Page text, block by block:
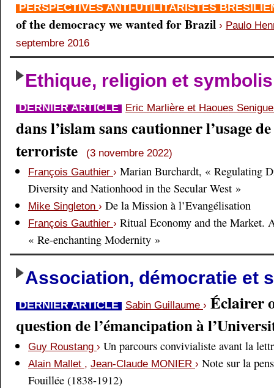
PERSPECTIVES ANTI-UTILITARISTES
of the democracy we wanted for Brazil › Paulo
septembre 2016
Ethique, religion et
DERNIER ARTICLE Eric Marlière et Haoues
dans l’islam sans cautionner l’usage
terroriste
(3 novembre 2022)
François Gauthier › Marian Burchardt, « Regulating
Diversity and Nationhood in the Secular West »
Mike Singleton › De la Mission à l’Evangélisation
François Gauthier › Ritual Economy and the Market.
« Re-enchanting Modernity »
Association, démocratie et
DERNIER ARTICLE Sabin Guillaume › Éclairer
question de l’émancipation à
Guy Roustang › Un parcours convivialiste avant la
Alain Mallet , Jean-Claude MONIER › Note sur la
Fouillée (1838-1912)